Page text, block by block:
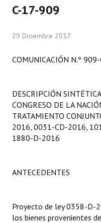
Comisiones Especiales
Programas
LEGISLACIÓN
Constitución Provincial
Reglamento Interno
C-17-909
29 Diciembre 2017
COMUNICACIÓN N.º
DESCRIPCIÓN
CONGRESO DE LA
TRATAMIENTO
2016, 0031-CD-2016,
1880-D-2016
ANTECEDENTES
Proyecto de ley 0358-D-
los bienes provenientes